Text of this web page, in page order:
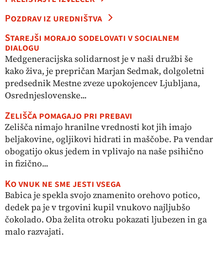
Pozdrav iz uredništva
Starejši morajo sodelovati v socialnem
dialogu
Medgeneracijska solidarnost je v naši družbi še
kako živa, je prepričan Marjan Sedmak, dolgoletni
predsednik Mestne zveze upokojencev Ljubljana,
Osrednjeslovenske...
Zelišča pomagajo pri prebavi
Zelišča nimajo hranilne vrednosti kot jih imajo
beljakovine, ogljikovi hidrati in maščobe. Pa vendar
obogatijo okus jedem in vplivajo na naše psihično
in fizično...
Ko vnuk ne sme jesti vsega
Babica je spekla svojo znamenito orehovo potico,
dedek pa je v trgovini kupil vnukovo najljubšo
čokolado. Oba želita otroku pokazati ljubezen in ga
malo razvajati.